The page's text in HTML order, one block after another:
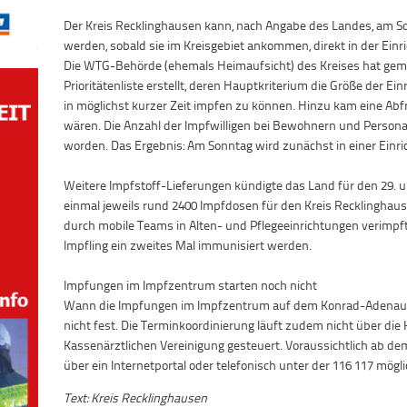
Der Kreis Recklinghausen kann, nach Angabe des Landes, am
werden, sobald sie im Kreisgebiet ankommen, direkt in der
Die WTG-Behörde (ehemals Heimaufsicht) des Kreises hat
Prioritätenliste erstellt, deren Hauptkriterium die Größe der
in möglichst kurzer Zeit impfen zu können. Hinzu kam eine
wären. Die Anzahl der Impfwilligen bei Bewohnern und
worden. Das Ergebnis: Am Sonntag wird zunächst in einer
Weitere Impfstoff-Lieferungen kündigte das Land für den 29.
einmal jeweils rund 2400 Impfdosen für den Kreis
durch mobile Teams in Alten- und Pflegeeinrichtungen
Impfling ein zweites Mal immunisiert werden.
Impfungen im Impfzentrum starten noch nicht
Wann die Impfungen im Impfzentrum auf dem Konrad-
nicht fest. Die Terminkoordinierung läuft zudem nicht über
Kassenärztlichen Vereinigung gesteuert. Voraussichtlich ab
über ein Internetportal oder telefonisch unter der 116 117
Text: Kreis Recklinghausen